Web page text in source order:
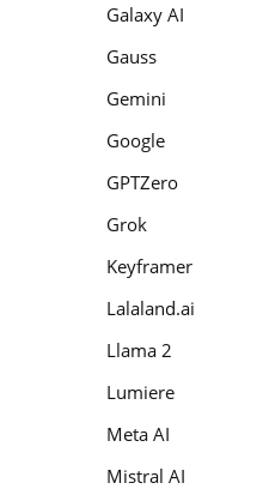
Galaxy AI
Gauss
Gemini
Google
GPTZero
Grok
Keyframer
Lalaland.ai
Llama 2
Lumiere
Meta AI
Mistral AI